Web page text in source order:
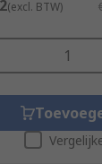
(excl. BTW)